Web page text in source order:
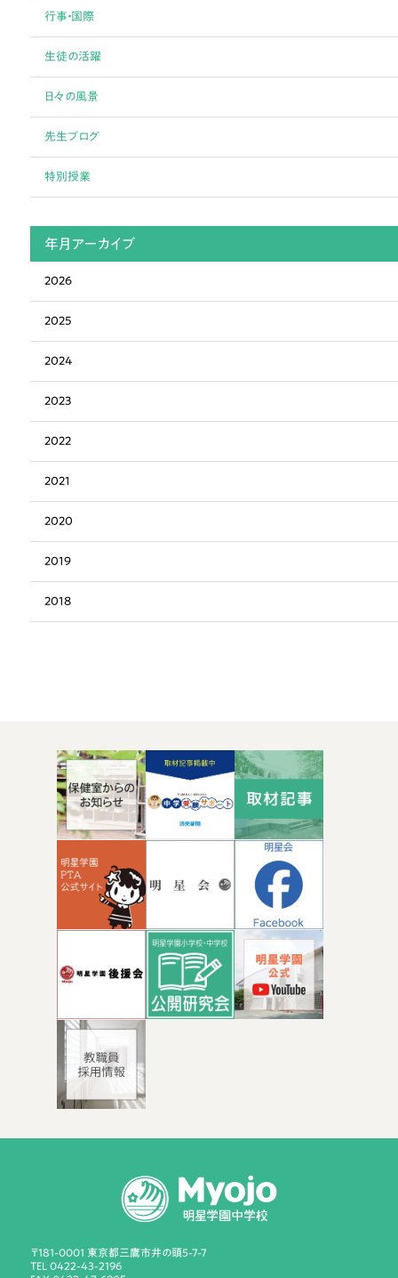
行事・国際
生徒の活躍
日々の風景
先生ブログ
特別授業
年月アーカイブ
2026
2025
2024
2023
2022
2021
2020
2019
2018
〒181-0001 東京都三鷹市井の頭5-7-7
TEL 0422-43-2196